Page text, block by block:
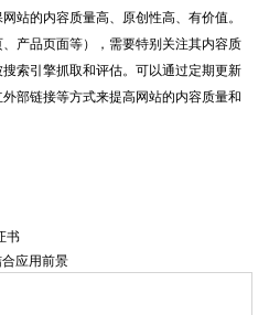
站的内容质量高、原创性高、有价值。
产品页面等），需要特别关注其内容质
索引擎抓取和评估。可以通过定期更新
部链接等方式来提高网站的内容质量和
书
应用前景